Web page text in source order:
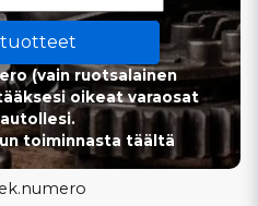
tuotteet
(vain ruotsalainen
oikeat varaosat
toiminnasta täältä